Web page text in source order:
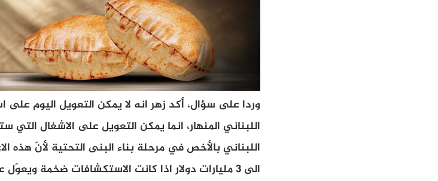
وردا على سؤال، أكد زهر انه لا يمكن التعويل اليوم على
اللبناني المنهار، انما يمكن التعويل على الاشغال
اللبناني بالأخص في مرحلة بناء البنى التحتية لأنّ هذه
الى 3 مليارات دولار اذا كانت الاستكشافات ضخمة ويعوّل عليها.